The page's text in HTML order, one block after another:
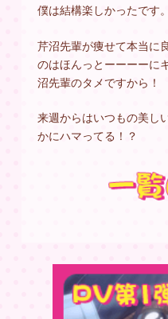
僕は結構楽しかったです。
芹沼先輩が痩せて本当に
のはほんっとーーーーに
沼先輩のタメですから！
来週からはいつもの美
かにハマってる！？